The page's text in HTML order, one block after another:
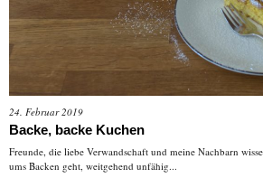
24. Februar 2019
Backe, backe Kuchen
Freunde, die liebe Verwandschaft und meine Nachbarn
ums Backen geht, weitgehend unfähig...